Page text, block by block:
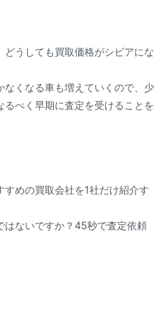
うしても買取価格がシビアにな
くなる車も増えていくので、少
るべく早期に査定を受けることを
めの買取会社を1社だけ紹介す
はないですか？45秒で査定依頼